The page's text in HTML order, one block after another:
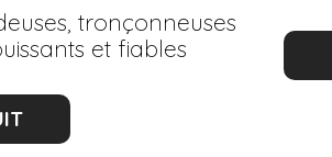
tronçonneuses
et fiables